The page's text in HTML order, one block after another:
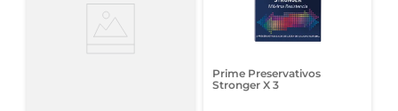
Prime Preservativos
Stronger X 3